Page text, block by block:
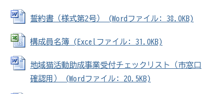
誓約書（様式第2号） (Wordファイル: 38.0KB)
構成員名簿 (Excelファイル: 31.0KB)
地域猫活動助成事業受付チェックリスト（市窓口
確認用） (Wordファイル: 20.5KB)